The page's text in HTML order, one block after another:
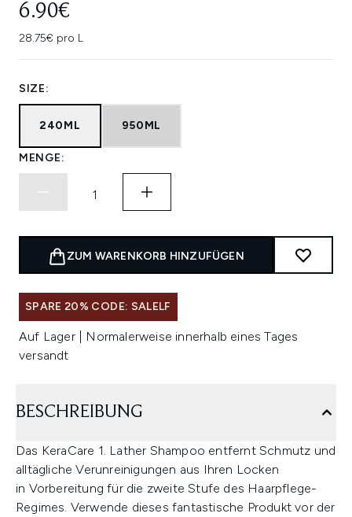
6.90€
28.75€ pro L
SIZE:
240ML 950ML
MENGE:
ZUM WARENKORB HINZUFÜGEN
SPARE 20% CODE: SALELF
Auf Lager | Normalerweise innerhalb eines Tages
versandt
BESCHREIBUNG
Das KeraCare 1. Lather Shampoo entfernt Schmutz und
alltägliche Verunreinigungen aus Ihren Locken
in Vorbereitung für die zweite Stufe des Haarpflege-
Regimes. Verwende dieses fantastische Produkt vor der